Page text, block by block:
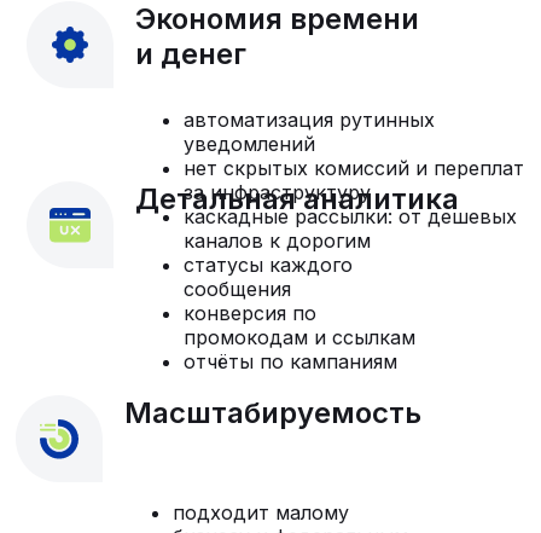
Экономия времени
и денег
автоматизация рутинных
уведомлений
нет скрытых комиссий и переплат
за инфраструктуру
каскадные рассылки: от дешевых
каналов к дорогим
Детальная аналитика
статусы каждого
сообщения
конверсия по
промокодам и ссылкам
отчёты по кампаниям
Масштабируемость
подходит малому